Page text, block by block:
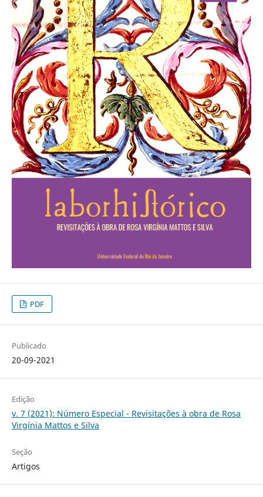
PDF
Publicado
20-09-2021
Edição
v. 7 (2021): Número Especial - Revisitações à obra de Rosa
Virgínia Mattos e Silva
Seção
Artigos